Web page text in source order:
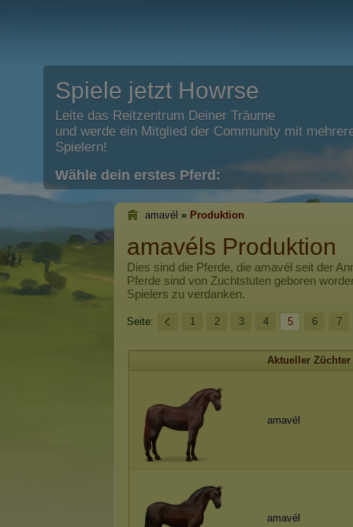
Spiele jetzt Howrse
Leite das Reitzentrum Deiner Träume
und werde ein Mitglied der Community mit
Spielern!
Wähle dein erstes Pferd:
amavél » Produktion
amavéls Produktion
Dies sind die Pferde, die amavél seit der
Pferde sind von Zuchtstuten geboren
Spielers zu verdanken.
Seite: 1 2 3 4 5 6 7
Aktueller Züchter
amavél
amavél